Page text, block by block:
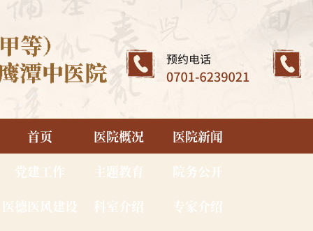
首页 医院概况
医院新闻
党建工作
主题教育
院务公开
医德医风建设
科室介绍
专家介绍